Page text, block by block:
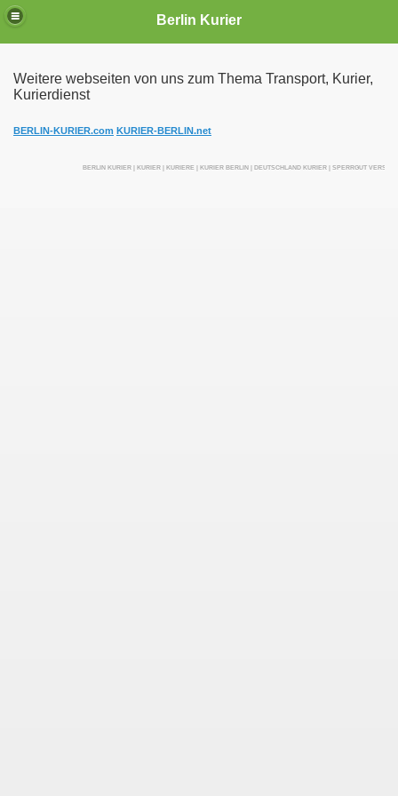
Berlin Kurier
Weitere webseiten von uns zum Thema Transport, Kurier,
Kurierdienst
BERLIN-KURIER.com KURIER-BERLIN.net
BERLIN KURIER | KURIER | KURIERE | KURIER BERLIN | DEUTSCHLAND KURIER | SPERRGUT